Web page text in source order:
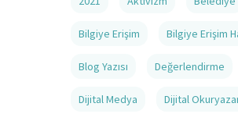
Bilgiye Erişim Bilgiye Erişim
Blog Yazısı Değerlendirme
Dijital Medya Dijital